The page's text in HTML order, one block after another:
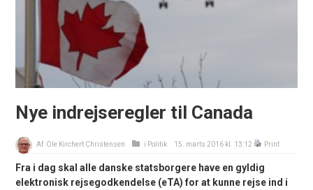
Nye indrejseregler til Canada
Af: Ole Kirchert Christensen i Politik 15. marts 2016 kl. 13:12 Print
Fra i dag skal alle danske statsborgere have en gyldig
elektronisk rejsegodkendelse (eTA) for at kunne rejse ind i